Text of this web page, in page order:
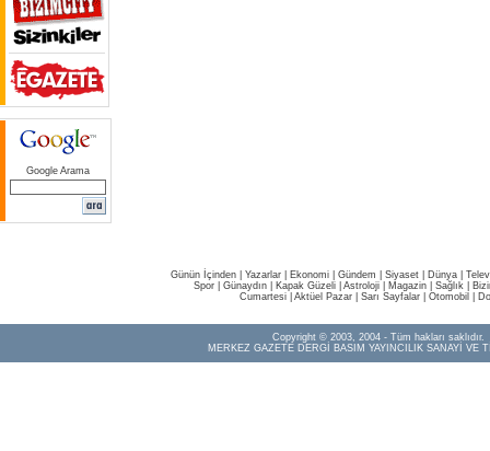
Google Arama
Günün İçinden Yazarlar Ekonomi Gündem Siyaset Dünya |
Spor
Günaydın Kapak Güzeli Astroloji Magazin Sağlık
Cumartesi| Aktüel Pazar| Sarı Sayfalar| Otomobil
Copyright © 2003, 2004 - Tüm hakları saklıdır.
MERKEZ GAZETE DERGİ BASIM YAYINCILIK SANAYİ VE